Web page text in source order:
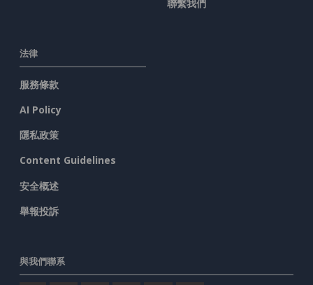
聯繫我們
法律
服務條款
AI Policy
隱私政策
Content Guidelines
安全概述
舉報投訴
與我們聯系